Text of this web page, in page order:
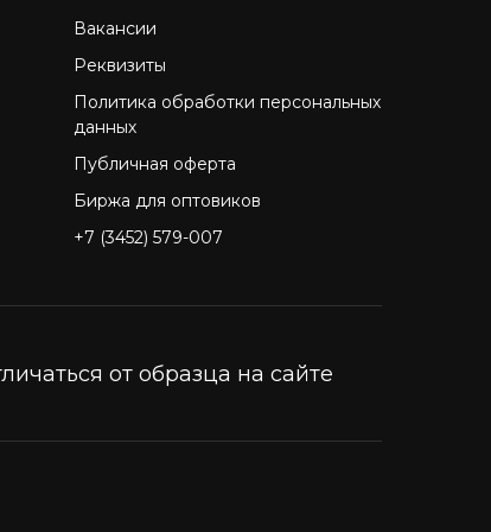
Вакансии
Реквизиты
Политика обработки персональных
данных
Публичная оферта
Биржа для оптовиков
+7 (3452) 579-007
от образца на сайте